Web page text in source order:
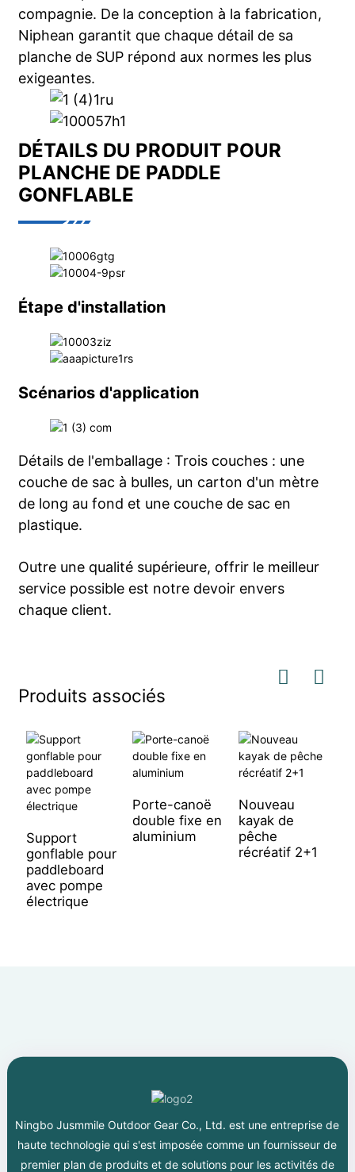
compagnie. De la conception à la fabrication,
Niphean garantit que chaque détail de sa
planche de SUP répond aux normes les plus
exigeantes.
DÉTAILS DU PRODUIT POUR
PLANCHE DE PADDLE
GONFLABLE
Étape d'installation
Scénarios d'application
Détails de l'emballage : Trois couches : une
couche de sac à bulles, un carton d'un mètre
de long au fond et une couche de sac en
plastique.
Outre une qualité supérieure, offrir le meilleur
service possible est notre devoir envers
chaque client.
Produits associés
Support
gonflable pour
paddleboard
avec pompe
électrique
Porte-canoë
double fixe en
aluminium
Nouveau
kayak de
pêche
récréatif 2+1
Ningbo Jusmmile Outdoor Gear Co., Ltd. est une entreprise de
haute technologie qui s'est imposée comme un fournisseur de
premier plan de produits et de solutions pour les activités de